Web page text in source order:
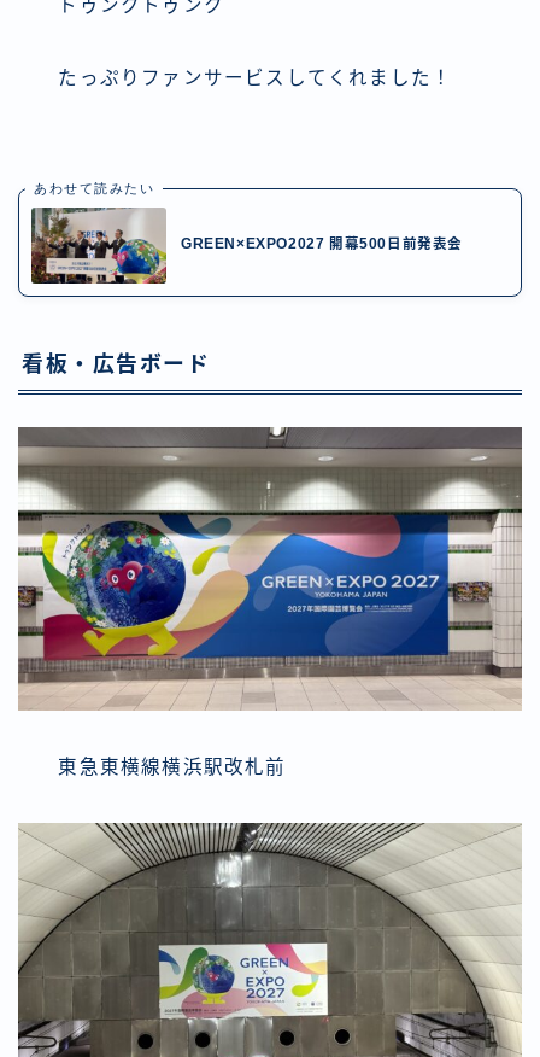
トゥンクトゥンク
たっぷりファンサービスしてくれました！
あわせて読みたい
GREEN×EXPO2027 開幕500日前発表会
看板・広告ボード
東急東横線横浜駅改札前